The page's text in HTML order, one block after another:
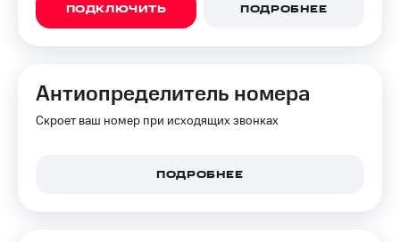
ПОДКЛЮЧИТЬ ПОДРОБНЕЕ
Анти­определитель номера
Скроет ваш номер при исходящих звонках
ПОДРОБНЕЕ